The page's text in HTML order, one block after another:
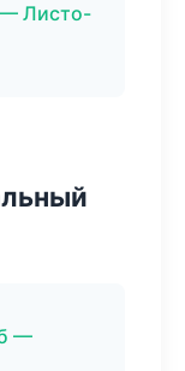
— Листо-
—